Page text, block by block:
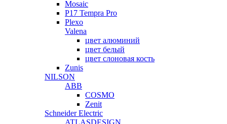
Mosaic
P17 Tempra Pro
Plexo
Valena
цвет алюминий
цвет белый
цвет слоновая кость
Zunis
NILSON
ABB
COSMO
Zenit
Schneider Electric
ATLASDESIGN